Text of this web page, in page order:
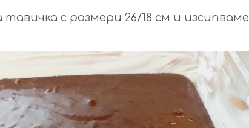
с размери 26/18 см и изсипваме